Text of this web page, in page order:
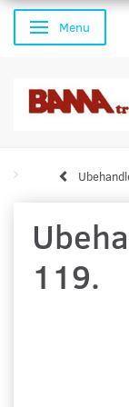
Skifte navigation
Menu
119.